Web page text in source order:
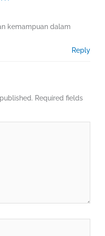
kemampuan dalam
Reply
Required fields